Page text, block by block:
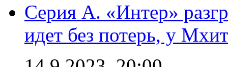
Серия А. «Интер»
идет без потерь, у